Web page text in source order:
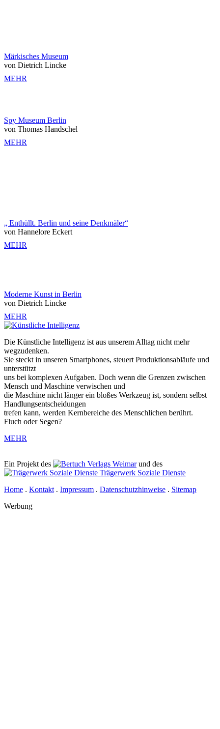
Märkisches Museum
von Dietrich Lincke
MEHR
Spy Museum Berlin
von Thomas Handschel
MEHR
„ Enthüllt. Berlin und seine Denkmäler“
von Hannelore Eckert
MEHR
Moderne Kunst in Berlin
von Dietrich Lincke
MEHR
Die Künstliche Intelligenz ist aus unserem Alltag nicht mehr
wegzudenken.
Sie steckt in unseren Smartphones, steuert Produktionsabläufe und
unterstützt
uns bei komplexen Aufgaben. Doch wenn die Grenzen zwischen
Mensch und Maschine verwischen und
die Maschine nicht länger ein bloßes Werkzeug ist, sondern selbst
Handlungsentscheidungen
trefen kann, werden Kernbereiche des Menschlichen berührt.
Fluch oder Segen?
MEHR
Ein Projekt des Verlags Weimarund des
Trägerwerk Soziale Dienste
Home . Kontakt . Impressum . Datenschutzhinweise . Sitemap
Werbung